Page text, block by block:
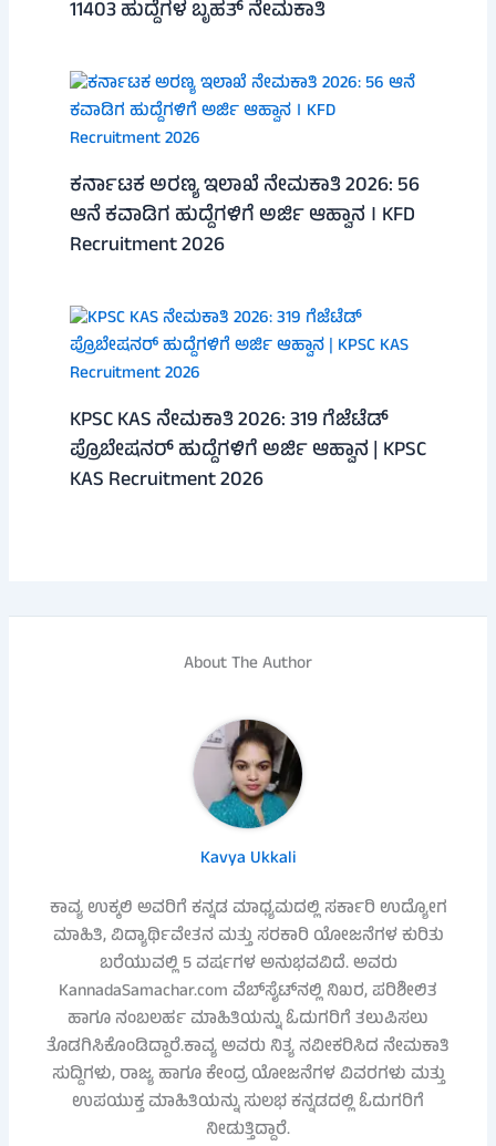
11403 ಹುದ್ದೆಗಳ ಬೃಹತ್ ನೇಮಕಾತಿ
ಕರ್ನಾಟಕ ಅರಣ್ಯ ಇಲಾಖೆ ನೇಮಕಾತಿ 2026: 56
ಆನೆ ಕವಾಡಿಗ ಹುದ್ದೆಗಳಿಗೆ ಅರ್ಜಿ ಆಹ್ವಾನ । KFD
Recruitment 2026
KPSC KAS ನೇಮಕಾತಿ 2026: 319 ಗೆಜೆಟೆಡ್
ಪ್ರೊಬೇಷನರ್ ಹುದ್ದೆಗಳಿಗೆ ಅರ್ಜಿ ಆಹ್ವಾನ | KPSC
KAS Recruitment 2026
About The Author
Kavya Ukkali
ಕಾವ್ಯ ಉಕ್ಕಲಿ ಅವರಿಗೆ ಕನ್ನಡ ಮಾಧ್ಯಮದಲ್ಲಿ ಸರ್ಕಾರಿ ಉದ್ಯೋಗ
ಮಾಹಿತಿ, ವಿದ್ಯಾರ್ಥಿವೇತನ ಮತ್ತು ಸರಕಾರಿ ಯೋಜನೆಗಳ ಕುರಿತು
ಬರೆಯುವಲ್ಲಿ 5 ವರ್ಷಗಳ ಅನುಭವವಿದೆ. ಅವರು
KannadaSamachar.com ವೆಬ್‌ಸೈಟ್‌ನಲ್ಲಿ ನಿಖರ, ಪರಿಶೀಲಿತ
ಹಾಗೂ ನಂಬಲರ್ಹ ಮಾಹಿತಿಯನ್ನು ಓದುಗರಿಗೆ ತಲುಪಿಸಲು
ತೊಡಗಿಸಿಕೊಂಡಿದ್ದಾರೆ.ಕಾವ್ಯ ಅವರು ನಿತ್ಯ ನವೀಕರಿಸಿದ ನೇಮಕಾತಿ
ಸುದ್ದಿಗಳು, ರಾಜ್ಯ ಹಾಗೂ ಕೇಂದ್ರ ಯೋಜನೆಗಳ ವಿವರಗಳು ಮತ್ತು
ಉಪಯುಕ್ತ ಮಾಹಿತಿಯನ್ನು ಸುಲಭ ಕನ್ನಡದಲ್ಲಿ ಓದುಗರಿಗೆ
ನೀಡುತ್ತಿದ್ದಾರೆ.